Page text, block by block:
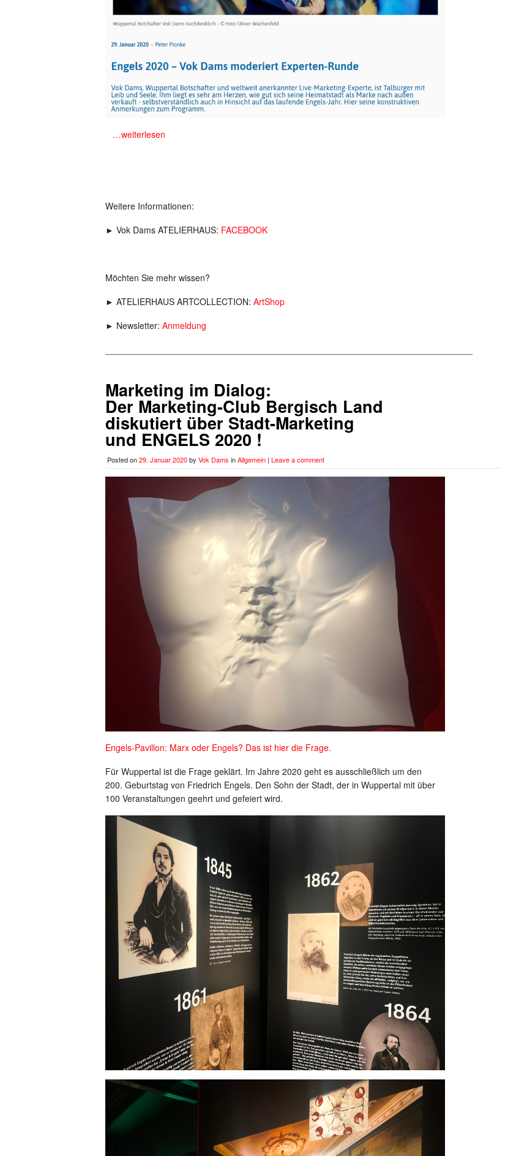
…weiterlesen
Weitere Informationen:
► Vok Dams ATELIERHAUS: FACEBOOK
Möchten Sie mehr wissen?
► ATELIERHAUS ARTCOLLECTION: ArtShop
► Newsletter: Anmeldung
Marketing im Dialog:
Der Marketing-Club Bergisch Land
diskutiert über Stadt-Marketing
und ENGELS 2020 !
Posted on29. Januar 2020by Vok Dams inAllgemein | Leave a comment
Engels-Pavillon: Marx oder Engels? Das ist hier die Frage.
Für Wuppertal ist die Frage geklärt. Im Jahre 2020 geht es ausschließlich um den
200. Geburtstag von Friedrich Engels. Den Sohn der Stadt, der in Wuppertal mit über
100 Veranstaltungen geehrt und gefeiert wird.